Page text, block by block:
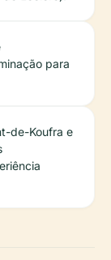
para
de-Koufra e